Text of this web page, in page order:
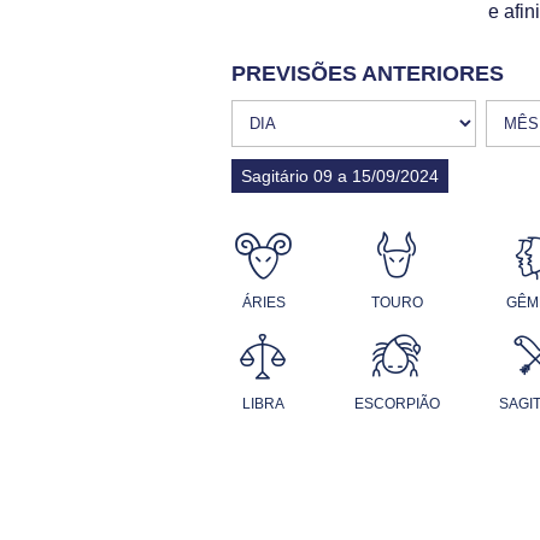
e
PREVISÕES ANTERIORES
Sagitário 09 a 15/09/2024
ÁRIES TOURO
LIBRA ESCORPIÃO